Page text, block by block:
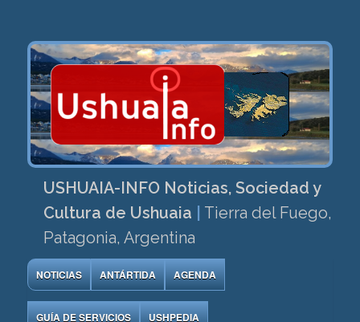
USHUAIA-INFO Noticias, Sociedad y
Cultura de Ushuaia
Tierra del Fuego,
Patagonia, Argentina
NOTICIAS ANTÁRTIDA AGENDA
GUÍA DE SERVICIOS USHPEDIA